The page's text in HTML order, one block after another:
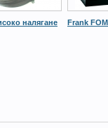
налягане Frank